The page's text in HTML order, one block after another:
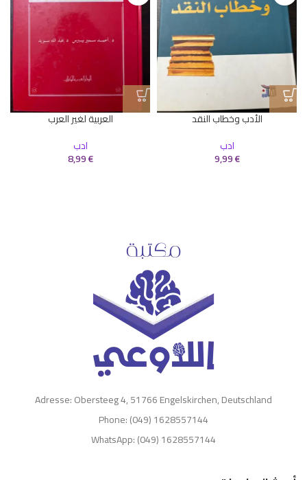
الأدب وخطاب النقد
ادب
9,99€
العربية لغير العرب
ادب
8,99€
Adresse: Obersteeg 4, 51766 Engelskirchen, Deutschland
Phone: (049) 1628557144
WhatsApp: (049) 1628557144